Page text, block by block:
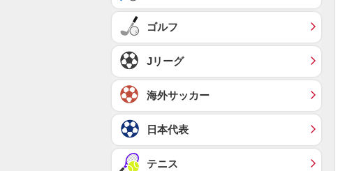
ゴルフ
Jリーグ
海外サッカー
日本代表
テニス